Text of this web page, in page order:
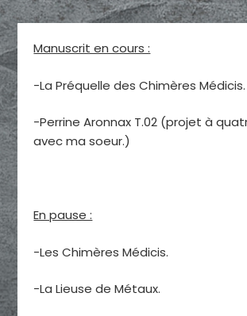
Manuscrit en cours :
-La Préquelle des Chimères Médicis.
-Perrine Aronnax T.02 (projet à
avec ma soeur.)
En pause :
-Les Chimères Médicis.
-La Lieuse de Métaux.